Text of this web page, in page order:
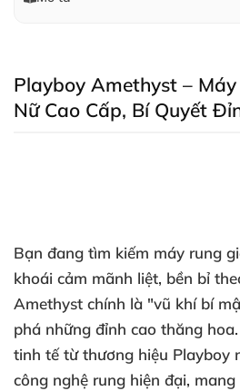
Playboy Amethyst –
Nữ Cao Cấp, Bí Quyết
Bạn đang tìm kiếm máy rung
khoái cảm mãnh liệt, bền bỉ
Amethyst chính là "vũ khí bí
phá những đỉnh cao thăng hoa
tinh tế từ thương hiệu Playboy
công nghệ rung hiện đại,